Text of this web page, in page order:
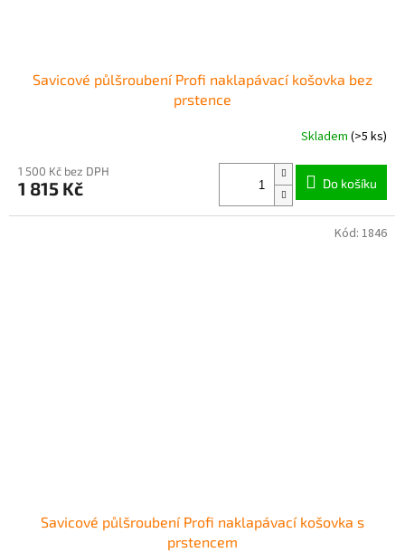
Savicové půlšroubení Profi naklapávací košovka bez
prstence
Skladem (>5 ks)
1 500 Kč bez DPH
1 815 Kč Do košíku
Savicové půlšroubení Profi naklapávací košovka s
prstencem
Kód: 1846